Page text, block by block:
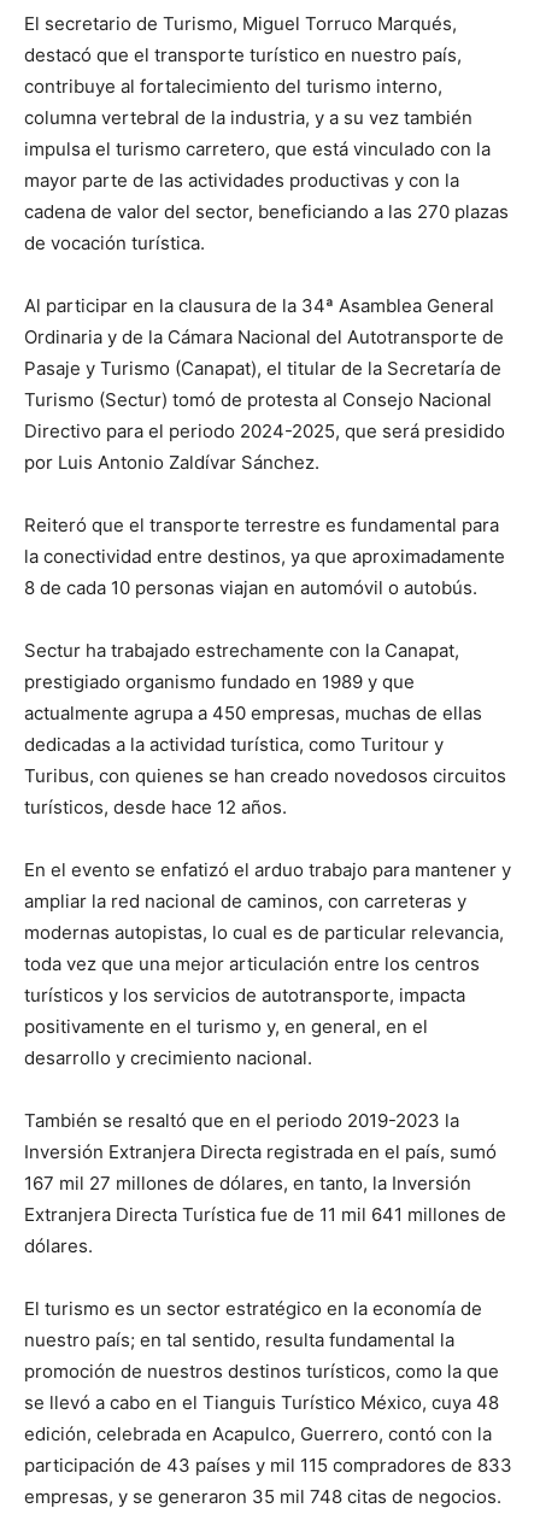
El secretario de Turismo, Miguel Torruco Marqués,
destacó que el transporte turístico en nuestro país,
contribuye al fortalecimiento del turismo interno,
columna vertebral de la industria, y a su vez también
impulsa el turismo carretero, que está vinculado con la
mayor parte de las actividades productivas y con la
cadena de valor del sector, beneficiando a las 270 plazas
de vocación turística.
Al participar en la clausura de la 34ª Asamblea General
Ordinaria y de la Cámara Nacional del Autotransporte de
Pasaje y Turismo (Canapat), el titular de la Secretaría de
Turismo (Sectur) tomó de protesta al Consejo Nacional
Directivo para el periodo 2024-2025, que será presidido
por Luis Antonio Zaldívar Sánchez.
Reiteró que el transporte terrestre es fundamental para
la conectividad entre destinos, ya que aproximadamente
8 de cada 10 personas viajan en automóvil o autobús.
Sectur ha trabajado estrechamente con la Canapat,
prestigiado organismo fundado en 1989 y que
actualmente agrupa a 450 empresas, muchas de ellas
dedicadas a la actividad turística, como Turitour y
Turibus, con quienes se han creado novedosos circuitos
turísticos, desde hace 12 años.
En el evento se enfatizó el arduo trabajo para mantener y
ampliar la red nacional de caminos, con carreteras y
modernas autopistas, lo cual es de particular relevancia,
toda vez que una mejor articulación entre los centros
turísticos y los servicios de autotransporte, impacta
positivamente en el turismo y, en general, en el
desarrollo y crecimiento nacional.
También se resaltó que en el periodo 2019-2023 la
Inversión Extranjera Directa registrada en el país, sumó
167 mil 27 millones de dólares, en tanto, la Inversión
Extranjera Directa Turística fue de 11 mil 641 millones de
dólares.
El turismo es un sector estratégico en la economía de
nuestro país; en tal sentido, resulta fundamental la
promoción de nuestros destinos turísticos, como la que
se llevó a cabo en el Tianguis Turístico México, cuya 48
edición, celebrada en Acapulco, Guerrero, contó con la
participación de 43 países y mil 115 compradores de 833
empresas, y se generaron 35 mil 748 citas de negocios.